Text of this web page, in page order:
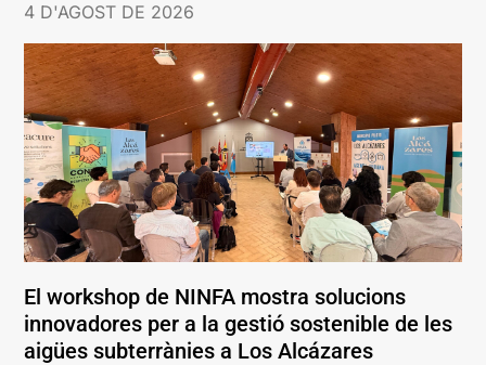
4 D'AGOST DE 2026
El workshop de NINFA mostra solucions
innovadores per a la gestió sostenible de les
aigües subterrànies a Los Alcázares